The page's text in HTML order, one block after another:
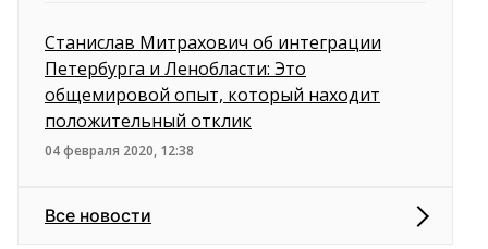
Станислав Митрахович об интеграции
Петербурга и Ленобласти: Это
общемировой опыт, который находит
положительный отклик
04 февраля 2020, 12:38
Все новости